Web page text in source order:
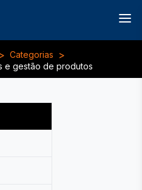
> Categorias >
e gestão de produtos